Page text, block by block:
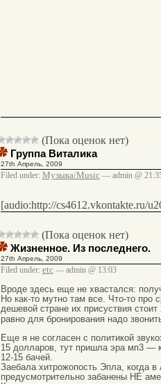
(Пока оценок нет)
Группа Виталика
27th Апрель, 2009
Filed under: Музыка/Music — admin @
[audio:http://cs4612.vkontakte.ru/
(Пока оценок нет)
Жизненное. Из последнего.
27th Апрель, 2009
Filed under: etc — admin @ 13:03
Вроде здесь еще не хвастался:
Но как-то мутно там все. Что-то
дешевой стране их присуствия
равно для бронирования надо
Еще я не согласен с политикой
15 долларов, тут пришла эра мп3 —
12-15 бачей.
Заебала хитрожопость Эпла, когда
предусмотрительно забанены НЕ